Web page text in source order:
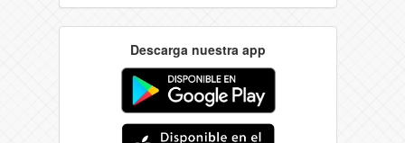
Descarga nuestra app